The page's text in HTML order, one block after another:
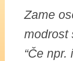
Zame
modrost
“Če